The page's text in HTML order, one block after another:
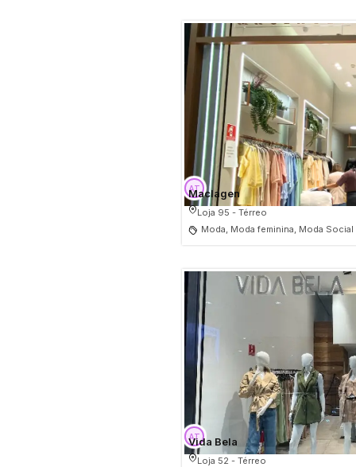
Maclagen
Loja 95 - Térreo
Moda, Moda feminina, Moda Social
Vida Bela
Loja 52 - Térreo